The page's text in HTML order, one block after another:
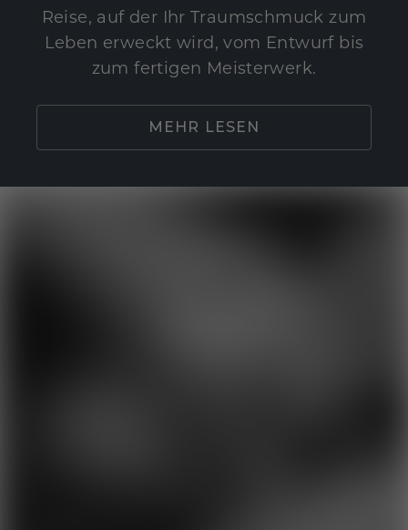
Reise, auf der Ihr Traumschmuck zum
Leben erweckt wird, vom Entwurf bis
zum fertigen Meisterwerk.
MEHR LESEN